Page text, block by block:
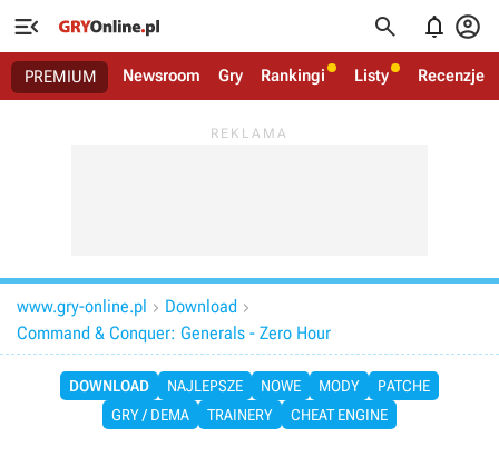
   
PREMIUM Newsroom Gry Rankingi Listy Recenzje
www.gry-online.pl  Download 
Command & Conquer: Generals - Zero Hour
DOWNLOAD NAJLEPSZE NOWE MODY
PATCHE
GRY / DEMA
TRAINERY CHEAT ENGINE